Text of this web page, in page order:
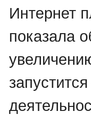
Интернет
показала